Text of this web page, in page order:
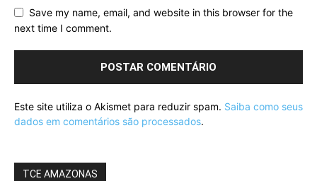
Save my name, email, and website in this browser for the
next time I comment.
Este site utiliza o Akismet para reduzir spam. Saiba como seus
dados em comentários são processados.
TCE AMAZONAS